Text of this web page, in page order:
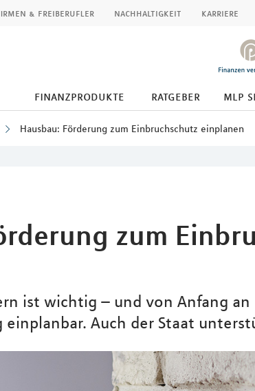
& freiberufler nachhaltigkeit karriere
finanzprodukte ratgeber mlp
Hausbau: Förderung zum Einbruchschutz einplanen
zum
ist wichtig – und von Anfang
einplanbar. Auch der Staat